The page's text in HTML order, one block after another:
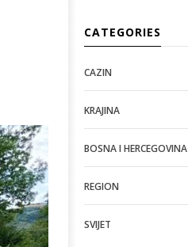
CATEGORIES
CAZIN
KRAJINA
BOSNA I HERCEGOVINA
REGION
SVIJET